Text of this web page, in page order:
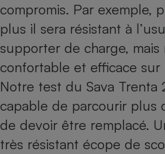
compromis. Par exemple,
plus il sera résistant à
supporter de charge, mais
confortable et efficace sur
Notre test du Sava Trenta
capable de parcourir plus
de devoir être remplacé.
très résistant écope de